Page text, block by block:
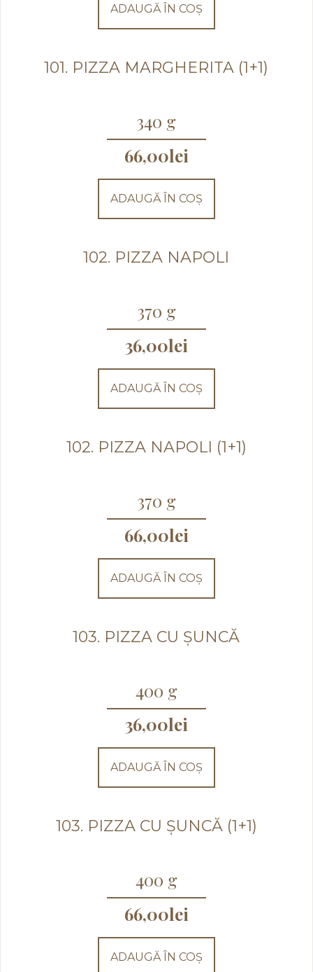
ADAUGĂ ÎN COȘ
101. PIZZA MARGHERITA (1+1)
340 g
66,00lei
ADAUGĂ ÎN COȘ
102. PIZZA NAPOLI
370 g
36,00lei
ADAUGĂ ÎN COȘ
102. PIZZA NAPOLI (1+1)
370 g
66,00lei
ADAUGĂ ÎN COȘ
103. PIZZA CU ȘUNCĂ
400 g
36,00lei
ADAUGĂ ÎN COȘ
103. PIZZA CU ȘUNCĂ (1+1)
400 g
66,00lei
ADAUGĂ ÎN COȘ